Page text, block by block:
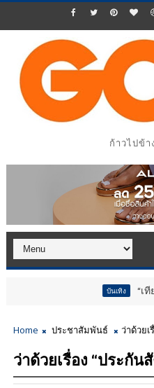
ก้าวไปข้า
“เทียน-นอ
Home ประชาสัมพันธ์ ว่าด้วยเ
ว่าด้วยเรื่อง “ประกัน